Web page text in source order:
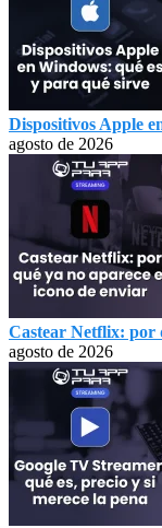
Dispositivos Apple
agosto de 2026
Castear Netflix: por
agosto de 2026